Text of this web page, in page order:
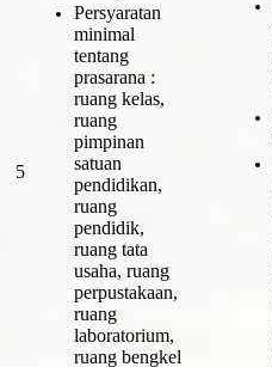
5
Persyaratan
minimal
tentang
prasarana :
ruang kelas,
ruang
pimpinan
satuan
pendidikan,
ruang
pendidik,
ruang tata
usaha, ruang
perpustakaan,
ruang
laboratorium,
ruang bengkel